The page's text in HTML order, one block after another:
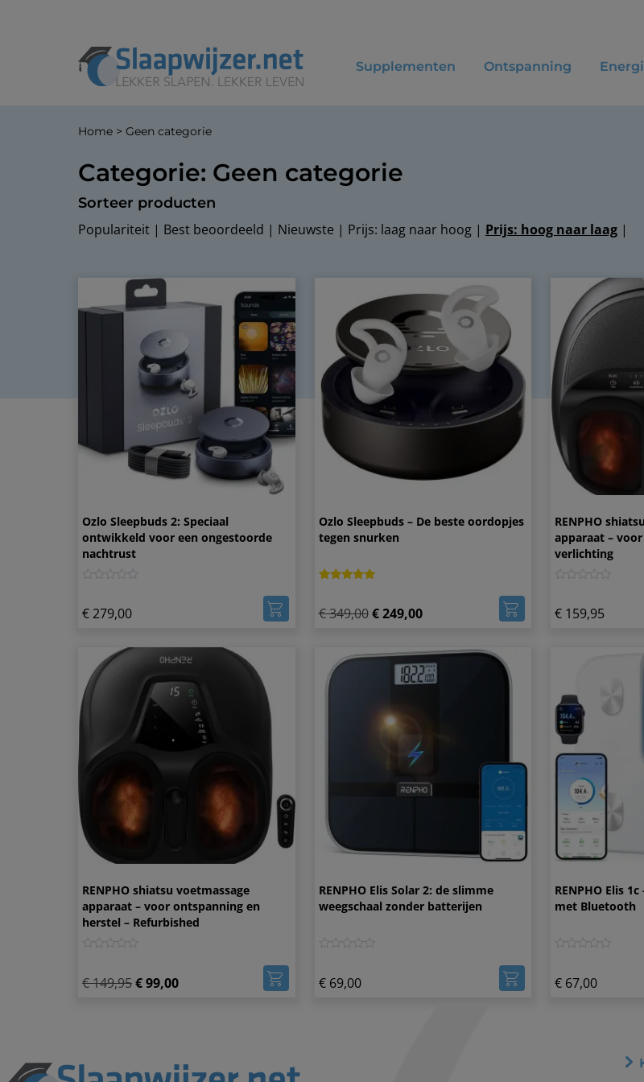
Supplementen Ontspanning
Home > Geen categorie
Categorie: Geen categorie
Sorteer producten
Populariteit | Best beoordeeld | Nieuwste | Prijs: laag naar hoog | Prijs: hoog naar laag |
Ozlo Sleepbuds 2: Speciaal
ontwikkeld voor een ongestoorde
nachtrust
€279,00
Ozlo Sleepbuds – De beste oordopjes
tegen snurken
op 5
gebaseerd
€349,00 €249,00
RENPHO
apparaat –
verlichting
€ 159,95
RENPHO shiatsu voetmassage
apparaat – voor ontspanning en
herstel – Refurbished
€149,95€99,00
RENPHO Elis Solar 2: de slimme
weegschaal zonder batterijen
€69,00
RENPHO Elis
met Bluetooth
€ 67,00